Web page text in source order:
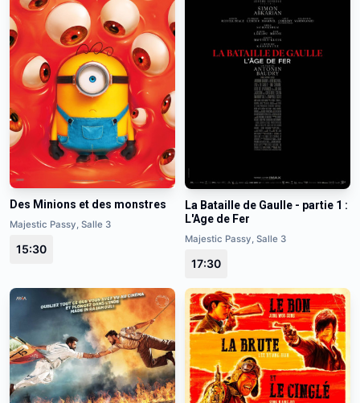
Des Minions et des monstres
Majestic Passy, Salle 3
15:30
La Bataille de Gaulle - partie 1 :
L'Age de Fer
Majestic Passy, Salle 3
17:30